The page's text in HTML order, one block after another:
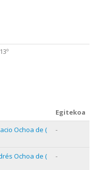
Egitekoa
Ochoa de (
-
Ochoa de (
-